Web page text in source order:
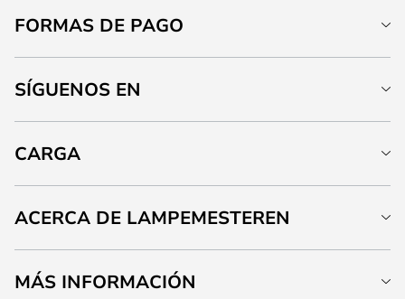
FORMAS DE PAGO
SÍGUENOS EN
CARGA
ACERCA DE LAMPEMESTEREN
MÁS INFORMACIÓN